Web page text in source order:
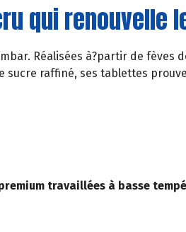
qui renouvelle
Réalisées à?partir de fèves
sucre raffiné, ses tablettes
travaillées à basse